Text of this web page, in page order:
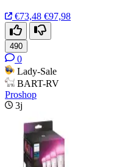
€73,48 €97,98
490
0
Lady-Sale
BART-RV
Proshop
3j